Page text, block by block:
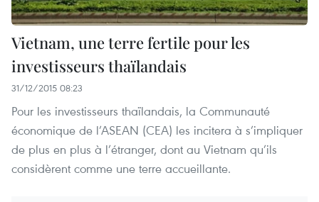
Vietnam, une terre fertile pour les
investisseurs thaïlandais
31/12/2015 08:23
Pour les investisseurs thaïlandais, la Communauté
économique de l’ASEAN (CEA) les incitera à s’impliquer
de plus en plus à l’étranger, dont au Vietnam qu’ils
considèrent comme une terre accueillante.